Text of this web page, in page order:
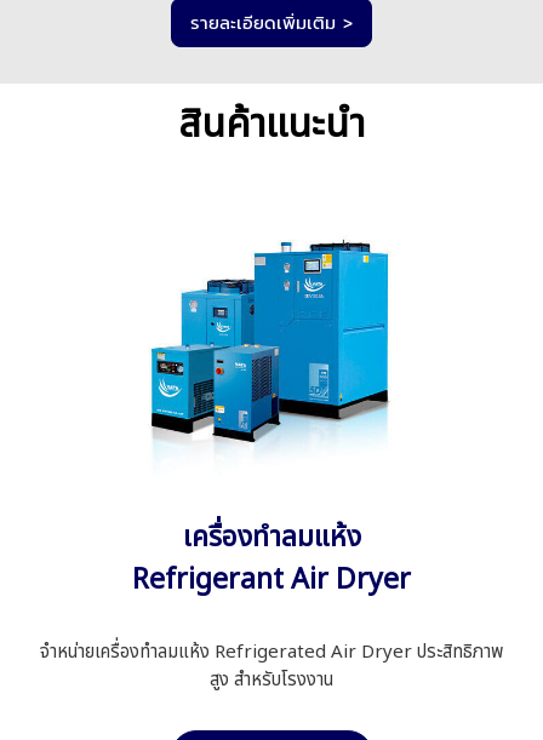
รายละเอียดเพิ่มเติม >
สินค้าแนะนำ
เครื่องทำลมแห้ง
Refrigerant Air Dryer
จำหน่ายเครื่องทำลมแห้ง Refrigerated Air Dryer ประสิทธิภาพ
สูง สำหรับโรงงาน